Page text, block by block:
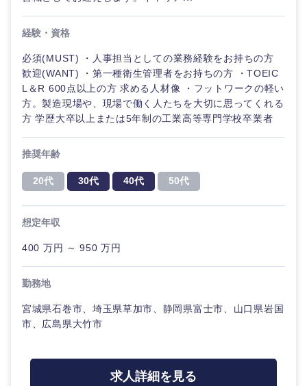
経験・資格
必須(MUST) ・人事担当としての業務経験をお持ちの方
歓迎(WANT) ・第一種衛生管理者をお持ちの方 ・TOEIC
L＆R 600点以上の方 求める人材像 ・フットワークの軽い
方。製造現場や、現場で働く人たちを大切に思ってくれる
方 学歴大卒以上または5年制の工業高等専門学校卒業者
推奨年齢
20代 30代 40代 50代
想定年収
400 万円 ～ 950 万円
勤務地
宮城県石巻市、埼玉県草加市、静岡県富士市、山口県岩国
市、広島県大竹市
求人詳細を見る